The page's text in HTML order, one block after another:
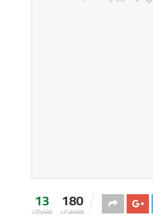
13
مشاركات 180
مشاهدات